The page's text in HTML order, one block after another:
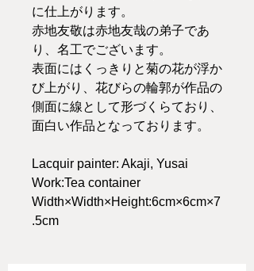
に仕上がります。
赤地友敬は赤地友哉の弟子であ
り、名工でございます。
表面にはくっきりと菊の花が浮か
び上がり、花びらの輪郭が作品の
側面に線として形づくらており、
面白い作品となっております。
Lacquir painter: Akaji, Yusai
Work:Tea container
Width×Width×Height:6cm×6cm×7
.5cm